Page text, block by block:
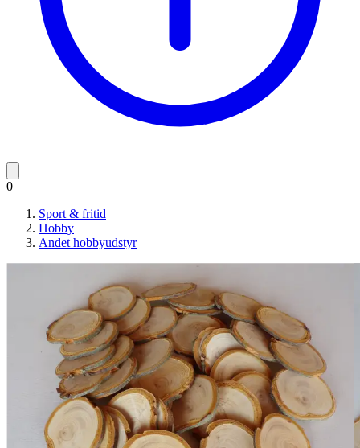
0
Sport & fritid
Hobby
Andet hobbyudstyr